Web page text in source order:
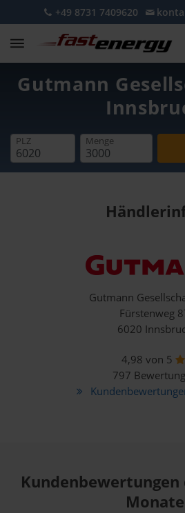
+49 8731 7409620
Gutmann
PLZ Menge
Gutmann
Fürstenweg
6020
4,98 von 5
797
Monate